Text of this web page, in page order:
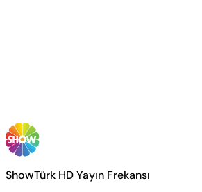
ShowTürk HD Yayın Frekansı